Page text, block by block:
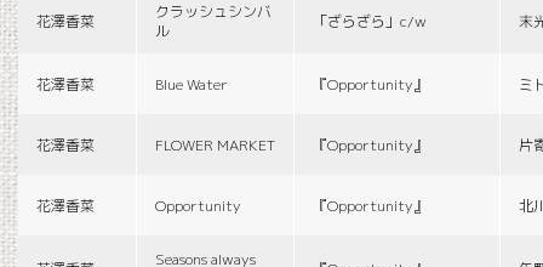
花澤香菜
クラッシュシンバ
ル
「ざらざら」c/w 末
花澤香菜 Blue Water 『Opportunity』 ミ
花澤香菜 FLOWER MARKET 『Opportunity』 片
花澤香菜 Opportunity 『Opportunity』 北
Seasons always